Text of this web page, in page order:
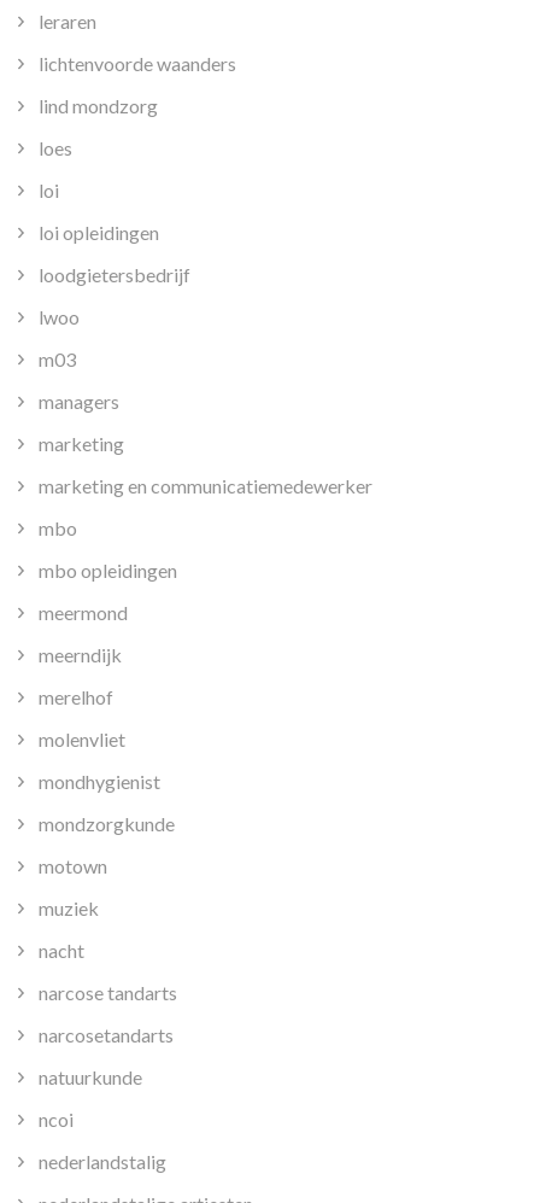
leraren
lichtenvoorde waanders
lind mondzorg
loes
loi
loi opleidingen
loodgietersbedrijf
lwoo
m03
managers
marketing
marketing en communicatiemedewerker
mbo
mbo opleidingen
meermond
meerndijk
merelhof
molenvliet
mondhygienist
mondzorgkunde
motown
muziek
nacht
narcose tandarts
narcosetandarts
natuurkunde
ncoi
nederlandstalig